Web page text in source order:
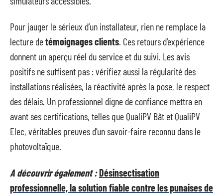
Pour jauger le sérieux d’un installateur, rien ne remplace la
lecture detémoignages clients. Ces retours d’expérience
donnent un aperçu réel du service et du suivi. Les avis
positifs ne suffisent pas : vérifiez aussi la régularité des
installations réalisées, la réactivité après la pose, le respect
des délais. Un professionnel digne de confiance mettra en
avant ses certifications, telles que QualiPV Bât et QualiPV
Elec, véritables preuves d’un savoir-faire reconnu dans le
photovoltaïque.
A découvrir également :Désinsectisation
professionnelle, la solution fiable contre les punaises de